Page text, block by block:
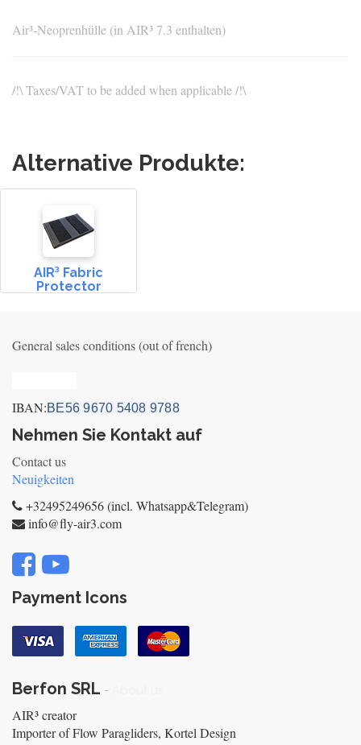
Air³-Neoprenhülle (in AIR³ 7.3 enthalten)
/!\ Taxes/VAT to be added when applicable /!\
Alternative Produkte:
AIR³ Fabric
Protector
General sales conditions (out of french)
IBAN:BE56 9670 5408 9788
Nehmen Sie Kontakt auf
Contact us
Neuigkeiten
+32495249656 (incl. Whatsapp&Telegram)
info@fly-air3.com
Payment Icons
Berfon SRL -
AIR³ creator
Importer of Flow Paragliders, Kortel Design